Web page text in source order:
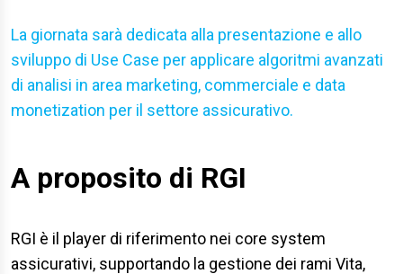
La giornata sarà dedicata alla presentazione e allo
sviluppo di Use Case per applicare algoritmi avanzati
di analisi in area marketing, commerciale e data
monetization per il settore assicurativo.
A proposito di RGI
RGI è il player di riferimento nei core system
assicurativi, supportando la gestione dei rami Vita,